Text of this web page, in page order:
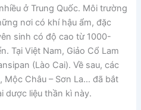
ở Trung Quốc. Môi trường
nơi có khí hậu ẩm, đặc
sinh có độ cao từ 1000-
Tại Việt Nam, Giảo Cổ Lam
(Lào Cai). Về sau, các
Mộc Châu – Sơn La… đã bắt
dược liệu thần kì này.